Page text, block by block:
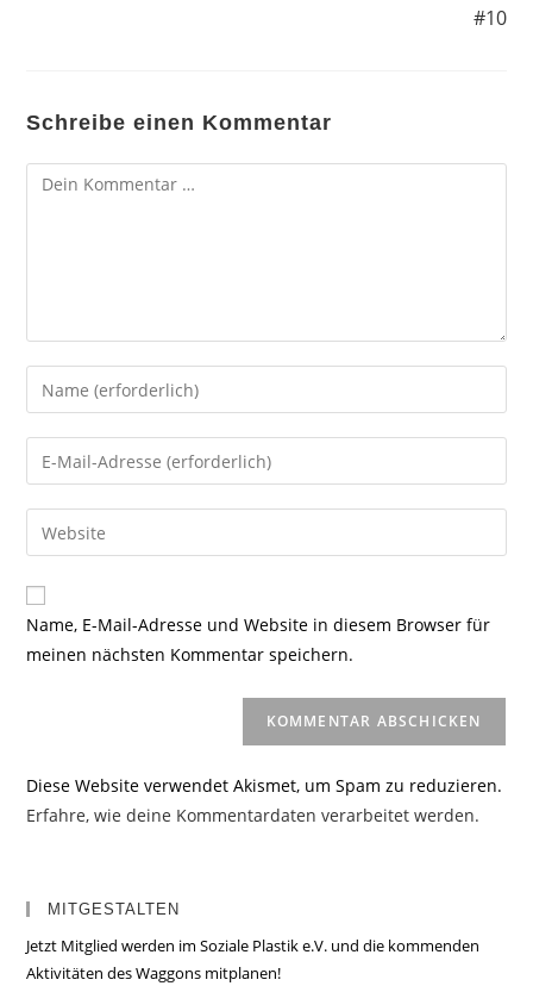
#10
Schreibe einen Kommentar
Kommentar
Gib
deinen
Namen
oder
zum
Kommentieren
ein
Gib
deine
E-
Mail-
zum
Kommentieren
ein
Gib
deine
Website-
URL
Name, E-Mail-Adresse und Website in diesem Browser für
meinen nächsten Kommentar speichern.
Diese Website verwendet Akismet, um Spam zu reduzieren.
Erfahre, wie deine Kommentardaten verarbeitet werden.
MITGESTALTEN
Jetzt Mitglied werden im Soziale Plastik e.V. und die kommenden
Aktivitäten des Waggons mitplanen!